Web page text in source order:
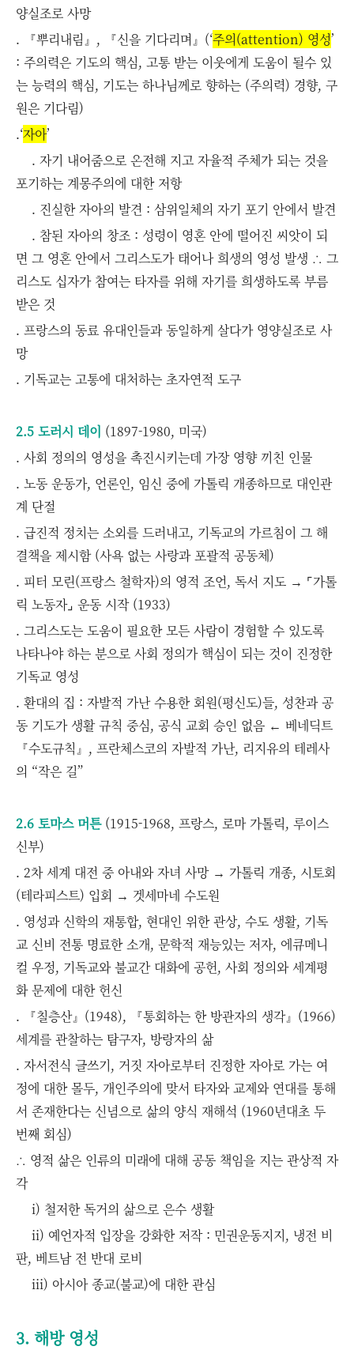
양실조로 사망
. 『뿌리내림』, 『신을 기다리며』(‘주의(attention) 영성’
: 주의력은 기도의 핵심, 고통 받는 이웃에게 도움이 될수 있
는 능력의 핵심, 기도는 하나님께로 향하는 (주의력) 경향, 구
원은 기다림)
.‘자아’
. 자기 내어줌으로 온전해 지고 자율적 주체가 되는 것을
포기하는 계몽주의에 대한 저항
. 진실한 자아의 발견 : 삼위일체의 자기 포기 안에서 발견
. 참된 자아의 창조 : 성령이 영혼 안에 떨어진 씨앗이 되
면 그 영혼 안에서 그리스도가 태어나 희생의 영성 발생 ∴ 그
리스도 십자가 참여는 타자를 위해 자기를 희생하도록 부름
받은 것
. 프랑스의 동료 유대인들과 동일하게 살다가 영양실조로 사
망
. 기독교는 고통에 대처하는 초자연적 도구
2.5 도러시 데이 (1897-1980, 미국)
. 사회 정의의 영성을 촉진시키는데 가장 영향 끼친 인물
. 노동 운동가, 언론인, 임신 중에 가톨릭 개종하므로 대인관
계 단절
. 급진적 정치는 소외를 드러내고, 기독교의 가르침이 그 해
결책을 제시함 (사욕 없는 사랑과 포괄적 공동체)
. 피터 모린(프랑스 철학자)의 영적 조언, 독서 지도 → ⌜가톨
릭 노동자⌟ 운동 시작 (1933)
. 그리스도는 도움이 필요한 모든 사람이 경험할 수 있도록
나타나야 하는 분으로 사회 정의가 핵심이 되는 것이 진정한
기독교 영성
. 환대의 집 : 자발적 가난 수용한 회원(평신도)들, 성찬과 공
동 기도가 생활 규칙 중심, 공식 교회 승인 없음 ← 베네딕트
『수도규칙』, 프란체스코의 자발적 가난, 리지유의 테레사
의 “작은 길”
2.6 토마스 머튼(1915-1968, 프랑스, 로마 가톨릭, 루이스
신부)
. 2차 세계 대전 중 아내와 자녀 사망 → 가톨릭 개종, 시토회
(테라피스트) 입회 → 겟세마네 수도원
. 영성과 신학의 재통합, 현대인 위한 관상, 수도 생활, 기독
교 신비 전통 명료한 소개, 문학적 재능있는 저자, 에큐메니
컬 우정, 기독교와 불교간 대화에 공헌, 사회 정의와 세계평
화 문제에 대한 헌신
. 『칠층산』(1948), 『통회하는 한 방관자의 생각』(1966)
세계를 관찰하는 탐구자, 방랑자의 삶
. 자서전식 글쓰기, 거짓 자아로부터 진정한 자아로 가는 여
정에 대한 몰두, 개인주의에 맞서 타자와 교제와 연대를 통해
서 존재한다는 신념으로 삶의 양식 재해석 (1960년대초 두
번째 회심)
∴ 영적 삶은 인류의 미래에 대해 공동 책임을 지는 관상적 자
각
i) 철저한 독거의 삶으로 은수 생활
ii) 예언자적 입장을 강화한 저작 : 민권운동지지, 냉전 비
판, 베트남 전 반대 로비
iii) 아시아 종교(불교)에 대한 관심
3. 해방 영성